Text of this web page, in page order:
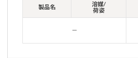
製品名
溶媒/
荷姿
－